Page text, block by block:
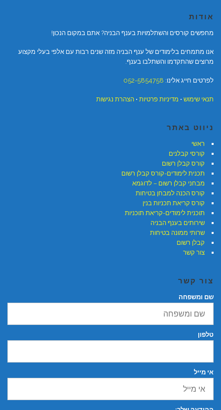
אודות
מחפשים קורסים והשתלמויות בענף הבניה? אתם במקום הנכון!
אנו מתמחים בלימודים של ענף הבניה מזה שנים רבות עם אלפי בעלי מקצוע
מרוצים שהתקדמו והשתלבו בענף.
לפרטים חייג אלינו: 052-5854758
תנאי שימוש • מדיניות פרטיות • הצהרת נגישות
ניווט באתר
ראשי
קורסי קבלנים
קורס קבלן רשום
תכנית לימודים-קורס קבלן רשום
מבחני קבלן רשום – לדוגמא
קורס הכנה למבחן בטיחות
קורס קריאת תכניות בנין
תוכנית לימודים-קריאת תוכניות
שירותים בענף הבניה
שרותי ממונה בטיחות
קבלן רשום
צור קשר
צור קשר
שם ומשפחה
טלפון
אי מייל